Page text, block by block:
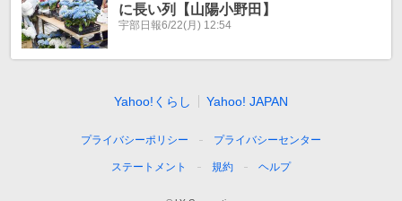
に長い列【山陽小野田】
宇部日報6/22(月) 12:54
Yahoo!くらし Yahoo! JAPAN
プライバシーポリシー プライバシーセンター
ステートメント 規約 ヘルプ